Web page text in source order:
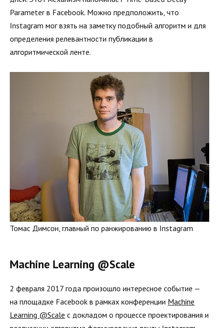
Parameter в Facebook. Можно предположить, что
Instagram мог взять на заметку подобный алгоритм и для
определения релевантности публикации в
алгоритмической ленте.
Томас Димсон, главный по ранжированию в Instagram
Machine Learning @Scale
2 февраля 2017 года произошло интересное событие —
на площадке Facebook в рамках конференции Machine
Learning @Scale с докладом о процессе проектирования и